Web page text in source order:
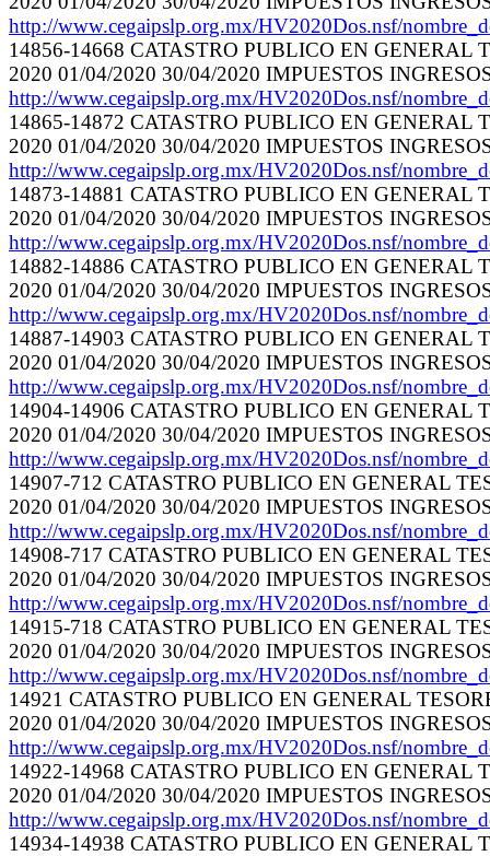
http://www.cegaipslp.org.mx/HV2020Dos.nsf/
14856-14668 CATASTRO PUBLICO EN GENERAL
2020 01/04/2020 30/04/2020 IMPUESTOS
http://www.cegaipslp.org.mx/HV2020Dos.nsf/
14865-14872 CATASTRO PUBLICO EN GENERAL
2020 01/04/2020 30/04/2020 IMPUESTOS
http://www.cegaipslp.org.mx/HV2020Dos.nsf/
14873-14881 CATASTRO PUBLICO EN GENERAL
2020 01/04/2020 30/04/2020 IMPUESTOS
http://www.cegaipslp.org.mx/HV2020Dos.nsf/
14882-14886 CATASTRO PUBLICO EN GENERAL
2020 01/04/2020 30/04/2020 IMPUESTOS
http://www.cegaipslp.org.mx/HV2020Dos.nsf/
14887-14903 CATASTRO PUBLICO EN GENERAL
2020 01/04/2020 30/04/2020 IMPUESTOS
http://www.cegaipslp.org.mx/HV2020Dos.nsf/
14904-14906 CATASTRO PUBLICO EN GENERAL
2020 01/04/2020 30/04/2020 IMPUESTOS
http://www.cegaipslp.org.mx/HV2020Dos.nsf/
14907-712 CATASTRO PUBLICO EN GENERAL
2020 01/04/2020 30/04/2020 IMPUESTOS
http://www.cegaipslp.org.mx/HV2020Dos.nsf/
14908-717 CATASTRO PUBLICO EN GENERAL
2020 01/04/2020 30/04/2020 IMPUESTOS
http://www.cegaipslp.org.mx/HV2020Dos.nsf/
14915-718 CATASTRO PUBLICO EN GENERAL
2020 01/04/2020 30/04/2020 IMPUESTOS
http://www.cegaipslp.org.mx/HV2020Dos.nsf/
14921 CATASTRO PUBLICO EN GENERAL
2020 01/04/2020 30/04/2020 IMPUESTOS
http://www.cegaipslp.org.mx/HV2020Dos.nsf/
14922-14968 CATASTRO PUBLICO EN GENERAL
2020 01/04/2020 30/04/2020 IMPUESTOS
http://www.cegaipslp.org.mx/HV2020Dos.nsf/
14934-14938 CATASTRO PUBLICO EN GENERAL